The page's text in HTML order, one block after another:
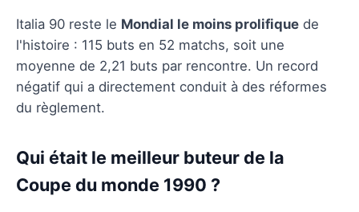
Italia 90 reste le Mondial le moins prolifique de
l'histoire : 115 buts en 52 matchs, soit une
moyenne de 2,21 buts par rencontre. Un record
négatif qui a directement conduit à des réformes
du règlement.
Qui était le meilleur buteur de la
Coupe du monde 1990 ?